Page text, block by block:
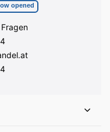
opened